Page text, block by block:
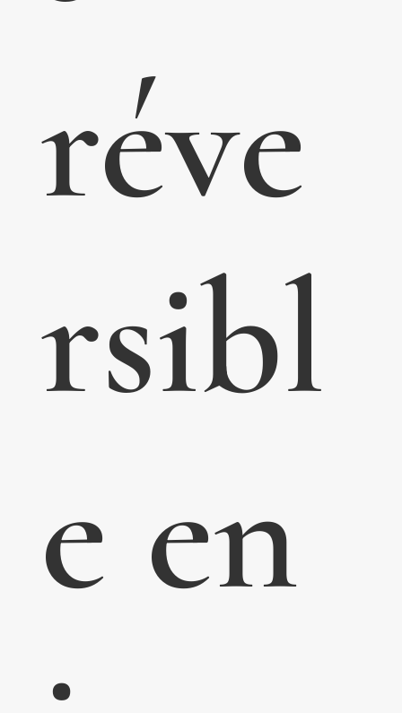
réve
rsibl
e en